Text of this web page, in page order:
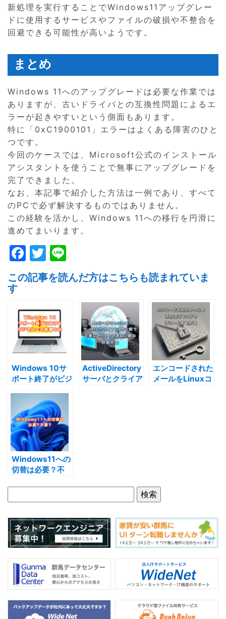
新処理を実行することでWindows11アップグレー
ドに使用するサービスやファイルの破損や不整合を
回避できる可能性が高いようです。
まとめ
Windows 11へのアップグレードは必要な作業では
ありますが、古いドライバとの互換性問題によるエ
ラーが起きやすいという側面もあります。
特に「0xC1900101」エラーはよくある障害のひと
つです。
今回のケースでは、Microsoft公式のインストール
アシスタントを使うことで無事にアップグレードを
完了できました。
なお、本記事で紹介した方法は一例であり、すべて
のPCで必ず解決するものではありません。
この経験を活かし、Windows 11への移行を円滑に
進めてまいります。
F
a
c
b
o
o
k
T
w
itt
n
e
この記事を読んだ方はこちらも読まれていま
す
Windows 10サ
ポート終了がビジ
をもたらすのか
ActiveDirectory
サーバとクライア
エンコードされた
メールをLinuxコ
Windows11への
切替は必要？不